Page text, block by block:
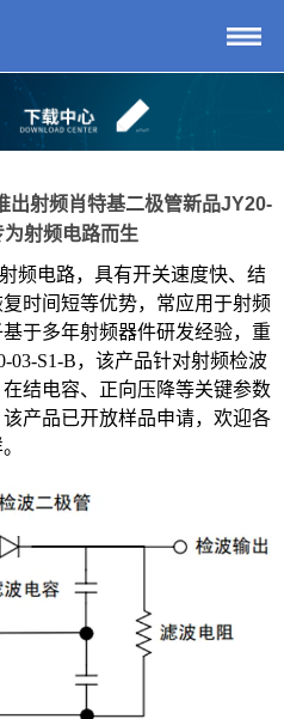
出射频肖特基二极管新品JY20-
射频电路而生
频电路，具有开关速度快、结
时间短等优势，常应用于射频
于多年射频器件研发经验，重
03-S1-B，该产品针对射频检波
结电容、正向压降等关键参数
产品已开放样品申请，欢迎各